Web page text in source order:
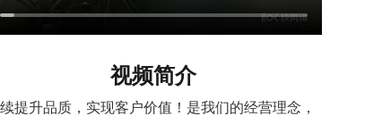
视频简介
提升品质，实现客户价值！是我们的经营理念，